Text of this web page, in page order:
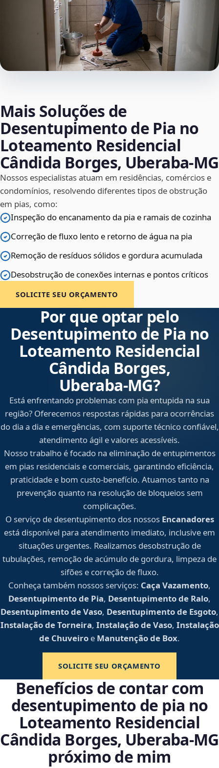
Mais Soluções de
Desentupimento de Pia no
Loteamento Residencial
Cândida Borges, Uberaba‑MG
Nossos especialistas atuam em residências, comércios e
condomínios, resolvendo diferentes tipos de obstrução
em pias, como:
Inspeção do encanamento da pia e ramais de cozinha
Correção de fluxo lento e retorno de água na pia
Remoção de resíduos sólidos e gordura acumulada
Desobstrução de conexões internas e pontos críticos
SOLICITE SEU ORÇAMENTO
Por que optar pelo
Desentupimento de Pia no
Loteamento Residencial
Cândida Borges,
Uberaba‑MG?
Está enfrentando problemas com pia entupida na sua
região? Oferecemos respostas rápidas para ocorrências
do dia a dia e emergências, com suporte técnico confiável,
atendimento ágil e valores acessíveis.
Nosso trabalho é focado na eliminação de entupimentos
em pias residenciais e comerciais, garantindo eficiência,
praticidade e bom custo-benefício. Atuamos tanto na
prevenção quanto na resolução de bloqueios sem
complicações.
O serviço de desentupimento dos nossos Encanadores
está disponível para atendimento imediato, inclusive em
situações urgentes. Realizamos desobstrução de
tubulações, remoção de acúmulo de gordura, limpeza de
sifões e correção de fluxo.
Conheça também nossos serviços: Caça Vazamento,
Desentupimento de Pia, Desentupimento de Ralo,
Desentupimento de Vaso, Desentupimento de Esgoto,
Instalação de Torneira, Instalação de Vaso, Instalação
de Chuveiro e Manutenção de Box.
SOLICITE SEU ORÇAMENTO
Benefícios de contar com
desentupimento de pia no
Loteamento Residencial
Cândida Borges, Uberaba‑MG
próximo de mim